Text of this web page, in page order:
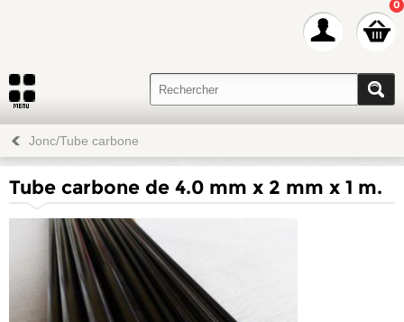
0
Jonc/Tube carbone
Tube carbone de 4.0 mm x 2 mm x 1 m.